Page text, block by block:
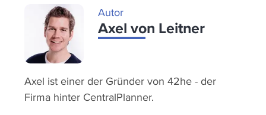
Autor
Axel von Leitner
Axel ist einer der Gründer von 42he - der
Firma hinter CentralPlanner.